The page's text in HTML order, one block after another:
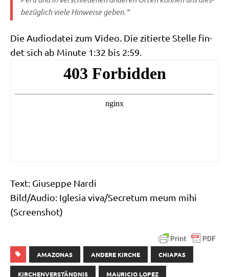
be­züg­lich vie­le Hin­wei­se geben.“
Die Audio­da­tei zum Video. Die zitier­te Stel­le fin­
det sich ab Minu­te 1:32 bis 2:59.
Text: Giu­sep­pe Nardi
Bild/​Audio: Igle­sia viva/​Secretum meum mihi
(Screen­shot)
AMAZONAS ANDERE KIRCHE CHIAPAS
KIRCHENVERSTÄNDNIS MAURICIO LOPEZ